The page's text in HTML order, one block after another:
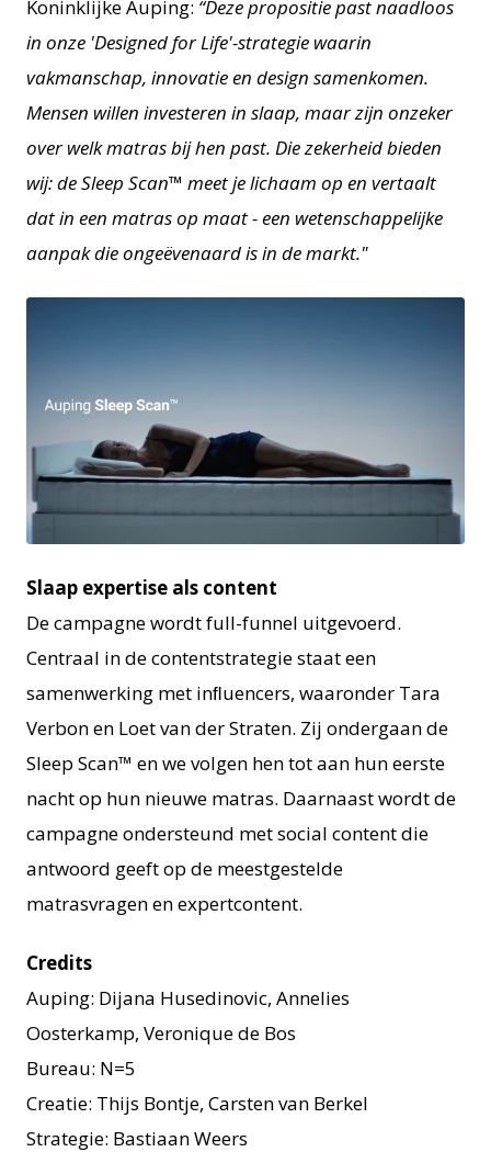
Koninklijke Auping: “Deze propositie past naadloos
in onze 'Designed for Life'-strategie waarin
vakmanschap, innovatie en design samenkomen.
Mensen willen investeren in slaap, maar zijn onzeker
over welk matras bij hen past. Die zekerheid bieden
wij: de Sleep Scan™ meet je lichaam op en vertaalt
dat in een matras op maat - een wetenschappelijke
aanpak die ongeëvenaard is in de markt."
PNG
Slaap expertise als content
De campagne wordt full-funnel uitgevoerd.
Centraal in de contentstrategie staat een
samenwerking met inﬂuencers, waaronder Tara
Verbon en Loet van der Straten. Zij ondergaan de
Sleep Scan™ en we volgen hen tot aan hun eerste
nacht op hun nieuwe matras. Daarnaast wordt de
campagne ondersteund met social content die
antwoord geeft op de meestgestelde
matrasvragen en expertcontent.
Credits
Auping: Dijana Husedinovic, Annelies
Oosterkamp, Veronique de Bos
Bureau: N=5
Creatie: Thijs Bontje, Carsten van Berkel
Strategie: Bastiaan Weers